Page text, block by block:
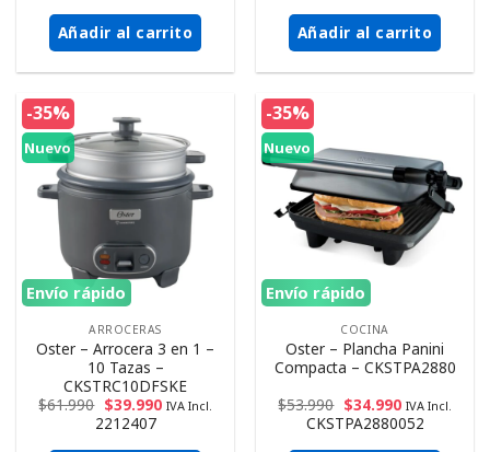
Añadir al carrito Añadir al carrito
-35%
Nuevo
Envío rápido
ARROCERAS
Oster – Arrocera 3 en 1 –
10 Tazas –
CKSTRC10DFSKE
$61.990 $39.990 IVA Incl.
2212407
-35%
Nuevo
Envío rápido
COCINA
Oster – Plancha Panini
Compacta – CKSTPA2880
$53.990 $34.990 IVA Incl.
CKSTPA2880052